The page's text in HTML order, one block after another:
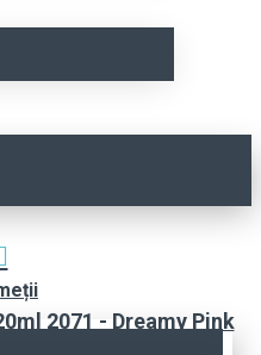
2071 - Dreamy Pink